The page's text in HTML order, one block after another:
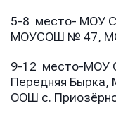
5-8 место- МОУ
МОУСОШ № 47,
9-12 место-
Передняя
ООШ с.